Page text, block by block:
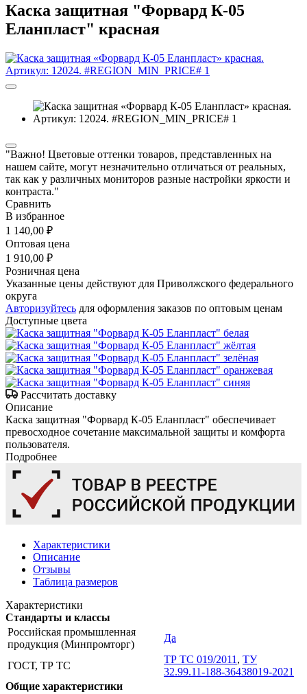
Каска защитная "Форвард К-05
Еланпласт" красная
"Важно! Цветовые оттенки товаров, представленных на
нашем сайте, могут незначительно отличаться от реальных,
так как у различных мониторов разные настройки яркости и
контраста."
Сравнить
В избранное
1 140,00 ₽
Оптовая цена
1 910,00 ₽
Розничная цена
Указанные цены действуют для Приволжского федерального
округа
Авторизуйтесь для оформления заказов по оптовым ценам
Доступные цвета
Рассчитать доставку
Описание
Каска защитная "Форвард К-05 Еланпласт" обеспечивает
превосходное сочетание максимальной защиты и комфорта
пользователя.
Подробнее
Характеристики
Описание
Отзывы
Таблица размеров
Характеристики
Стандарты и классы
Российская промышленная
продукция (Минпромторг)
Да
ГОСТ, ТР ТС
ТР ТС 019/2011 , ТУ
32.99.11-188-36438019-2021
Общие характеристики